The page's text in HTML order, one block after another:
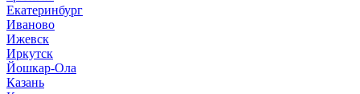
Екатеринбург
Иваново
Ижевск
Иркутск
Йошкар-Ола
Казань